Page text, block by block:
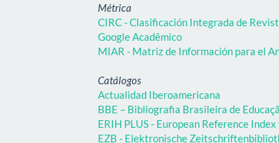
Métrica
CIRC - Clasificación Integrada de
Google Acadêmico
MIAR - Matriz de Información para el
Catálogos
Actualidad Iberoamericana
BBE – Bibliografia Brasileira de
ERIH PLUS - European Reference
EZB - Elektronische